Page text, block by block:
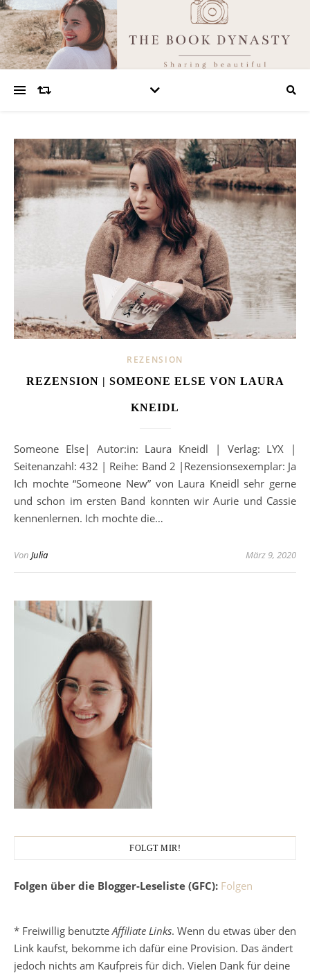
REZENSION
REZENSION | SOMEONE ELSE VON LAURA
KNEIDL
Someone Else| Autor:in: Laura Kneidl | Verlag: LYX |
Seitenanzahl: 432 | Reihe: Band 2 |Rezensionsexemplar: Ja
Ich mochte “Someone New” von Laura Kneidl sehr gerne
und schon im ersten Band konnten wir Aurie und Cassie
kennenlernen. Ich mochte die…
Von Julia März 9, 2020
FOLGT MIR!
Folgen über die Blogger-Leseliste (GFC): Folgen
* Freiwillig benutzte Affiliate Links. Wenn du etwas über den
Link kaufst, bekomme ich dafür eine Provision. Das ändert
jedoch nichts am Kaufpreis für dich. Vielen Dank für deine